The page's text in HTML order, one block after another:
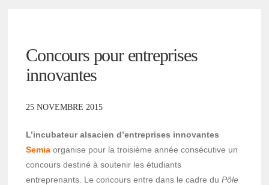
Concours pour entreprises
innovantes
25 NOVEMBRE 2015
L’incubateur alsacien d’entreprises innovantes
Semia organise pour la troisième année consécutive un
concours destiné à soutenir les étudiants
entreprenants. Le concours entre dans le cadre duPôle